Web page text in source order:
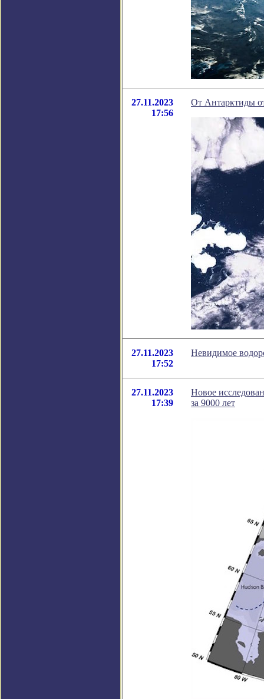
27.11.2023
17:56
От Антарктиды
27.11.2023
17:52
Невидимое
27.11.2023
17:39
Новое
за 9000 лет